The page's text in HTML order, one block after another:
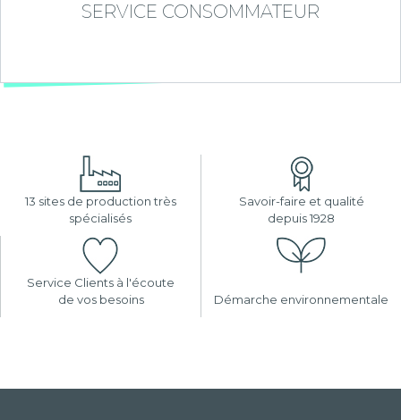
SERVICE CONSOMMATEUR
13 sites de production très
spécialisés
Savoir-faire et qualité
depuis 1928
Service Clients à l'écoute
de vos besoins
Démarche environnementale